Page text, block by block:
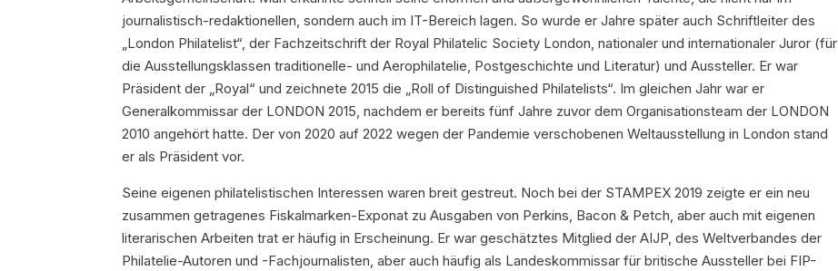
journalistisch-redaktionellen, sondern auch im IT-Bereich lagen. So wurde er Jahre später auch Schriftleiter des
„London Philatelist“, der Fachzeitschrift der Royal Philatelic Society London, nationaler und internationaler Juror (für
die Ausstellungsklassen traditionelle- und Aerophilatelie, Postgeschichte und Literatur) und Aussteller. Er war
Präsident der „Royal“ und zeichnete 2015 die „Roll of Distinguished Philatelists“. Im gleichen Jahr war er
Generalkommissar der LONDON 2015, nachdem er bereits fünf Jahre zuvor dem Organisationsteam der LONDON
2010 angehört hatte. Der von 2020 auf 2022 wegen der Pandemie verschobenen Weltausstellung in London stand
er als Präsident vor.
Seine eigenen philatelistischen Interessen waren breit gestreut. Noch bei der STAMPEX 2019 zeigte er ein neu
zusammen getragenes Fiskalmarken-Exponat zu Ausgaben von Perkins, Bacon & Petch, aber auch mit eigenen
literarischen Arbeiten trat er häufig in Erscheinung. Er war geschätztes Mitglied der AIJP, des Weltverbandes der
Philatelie-Autoren und -Fachjournalisten, aber auch häufig als Landeskommissar für britische Aussteller bei FIP-